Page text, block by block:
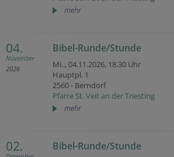
mehr
04.
November
2026
Bibel-Runde/Stunde
Mi.., 04.11.2026, 18.30 Uhr
Hauptpl. 1
2560 - Berndorf
Pfarre St. Veit an der Triesting
mehr
02. Bibel-Runde/Stunde